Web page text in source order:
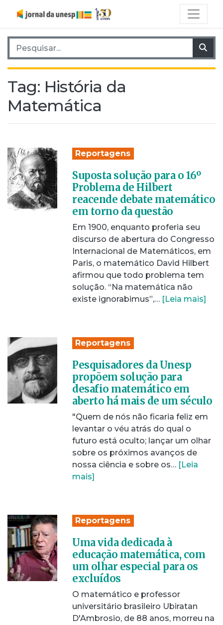
Pesquisar por:
Tag: História da
Matemática
Reportagens
Suposta solução para o 16º
Problema de Hilbert
reacende debate matemático
em torno da questão
Em 1900, enquanto proferia seu
discurso de abertura do Congresso
Internacional de Matemáticos, em
Paris, o matemático David Hilbert
afirmou que todo problema tem
solução. “Na matemática não
existe ignorabimus”,… [Leia mais]
Reportagens
Pesquisadores da Unesp
propõem solução para
desafio matemático em
aberto há mais de um século
"Quem de nós não ficaria feliz em
levantar o véu atrás do qual o
futuro está oculto; lançar um olhar
sobre os próximos avanços de
nossa ciência e sobre os… [Leia
mais]
Reportagens
Uma vida dedicada à
educação matemática, com
um olhar especial para os
excluídos
O matemático e professor
universitário brasileiro Ubiratan
D'Ambrosio, de 88 anos, morreu na